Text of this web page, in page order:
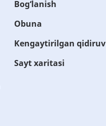
Bog‘lanish
Obuna
Kengaytirilgan qidiruv
Sayt xaritasi